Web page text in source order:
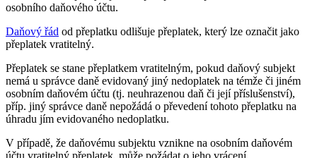
osobního daňového účtu.
Daňový řád od přeplatku odlišuje přeplatek, který lze označit jako
přeplatek vratitelný.
Přeplatek se stane přeplatkem vratitelným, pokud daňový subjekt
nemá u správce daně evidovaný jiný nedoplatek na témže či jiném
osobním daňovém účtu (tj. neuhrazenou daň či její příslušenství),
příp. jiný správce daně nepožádá o převedení tohoto přeplatku na
úhradu jím evidovaného nedoplatku.
V případě, že daňovému subjektu vznikne na osobním daňovém
účtu vratitelný přeplatek, může požádat o jeho vrácení.